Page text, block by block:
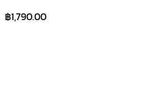
฿1,790.00